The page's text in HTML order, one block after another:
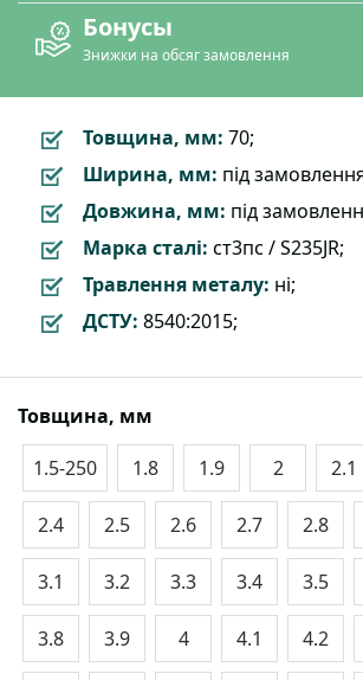
Бонусы
Знижки на обсяг замовлення
Товщина, мм: 70;
Ширина, мм: під
Довжина, мм: під
Марка сталі: ст3пс / S235JR;
Травлення металу: ні;
ДСТУ: 8540:2015;
Товщина, мм
1.5-250
1.8 1.9 2 2.1
2.4 2.5 2.6 2.7 2.8
3.1 3.2 3.3 3.4 3.5
3.8 3.9 4 4.1 4.2